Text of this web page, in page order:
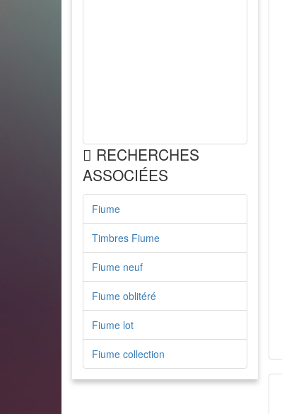
RECHERCHES
ASSOCIÉES
Fiume
Timbres Fiume
Fiume neuf
Fiume oblitéré
Fiume lot
Fiume collection